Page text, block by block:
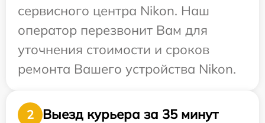
сервисного центра Nikon. Наш
оператор перезвонит Вам для
уточнения стоимости и сроков
ремонта Вашего устройства Nikon.
2
Выезд курьера за 35 минут